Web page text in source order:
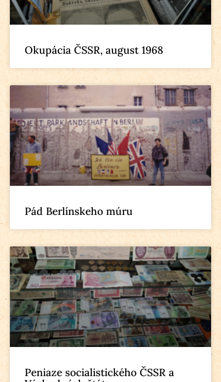
Okupácia ČSSR, august 1968
Pád Berlínskeho múru
Peniaze socialistického ČSSR a